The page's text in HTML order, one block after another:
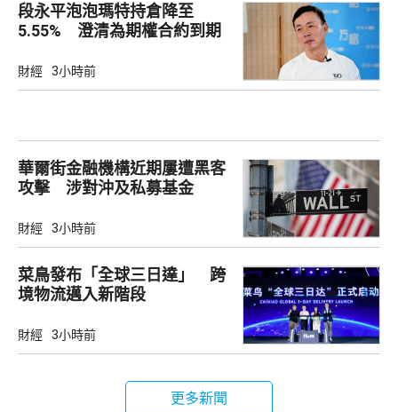
段永平泡泡瑪特持倉降至
5.55% 澄清為期權合約到期
財經 3小時前
華爾街金融機構近期屢遭黑客
攻擊 涉對沖及私募基金
財經 3小時前
菜鳥發布「全球三日達」 跨
境物流邁入新階段
財經 3小時前
更多新聞